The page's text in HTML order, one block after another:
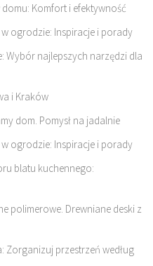
Komfort i efektywność
ogrodzie: Inspiracje i porady
Wybór najlepszych narzędzi dla
i Kraków
dom. Pomysł na jadalnie
ogrodzie: Inspiracje i porady
blatu kuchennego:
polimerowe. Drewniane deski z
Zorganizuj przestrzeń według